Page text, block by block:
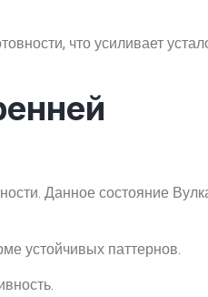
что усиливает
Данное состояние
устойчивых паттернов.